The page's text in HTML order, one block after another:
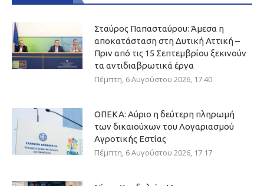
Σταύρος Παπασταύρου: Άμεσα η
αποκατάσταση στη Δυτική Αττική –
Πριν από τις 15 Σεπτεμβρίου ξεκινούν
τα αντιδιαβρωτικά έργα
Πέμπτη, 6 Αυγούστου 2026, 17:40
ΟΠΕΚΑ: Αύριο η δεύτερη πληρωμή
των δικαιούχων του Λογαριασμού
Αγροτικής Εστίας
Πέμπτη, 6 Αυγούστου 2026, 17:17